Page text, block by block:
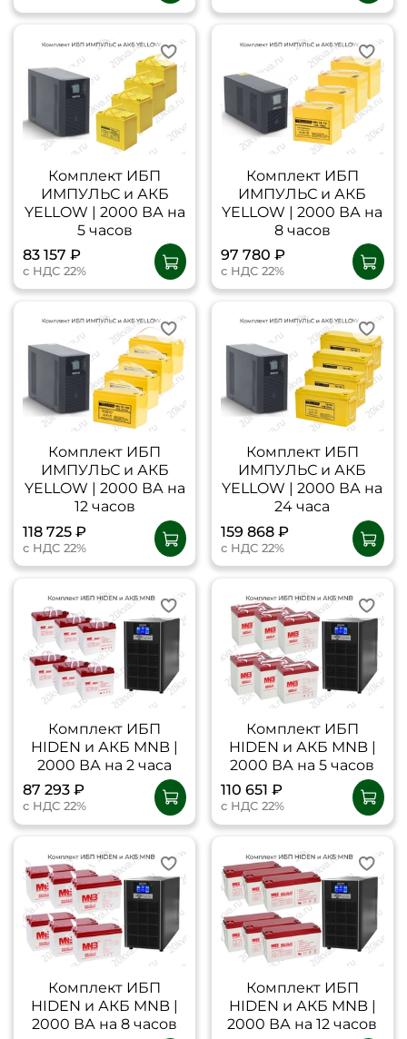
Комплект ИБП
ИМПУЛЬС и АКБ
YELLOW | 2000 ВА на
5 часов
83 157 ₽
с НДС 22%
Комплект ИБП
ИМПУЛЬС и АКБ
YELLOW | 2000 ВА на
8 часов
97 780 ₽
с НДС 22%
Комплект ИБП
ИМПУЛЬС и АКБ
YELLOW | 2000 ВА на
12 часов
118 725 ₽
с НДС 22%
Комплект ИБП
ИМПУЛЬС и АКБ
YELLOW | 2000 ВА на
24 часа
159 868 ₽
с НДС 22%
Комплект ИБП
HIDEN и АКБ MNB |
2000 ВА на 2 часа
87 293 ₽
с НДС 22%
Комплект ИБП
HIDEN и АКБ MNB |
2000 ВА на 5 часов
110 651 ₽
с НДС 22%
Комплект ИБП
HIDEN и АКБ MNB |
2000 ВА на 8 часов
Комплект ИБП
HIDEN и АКБ MNB |
2000 ВА на 12 часов